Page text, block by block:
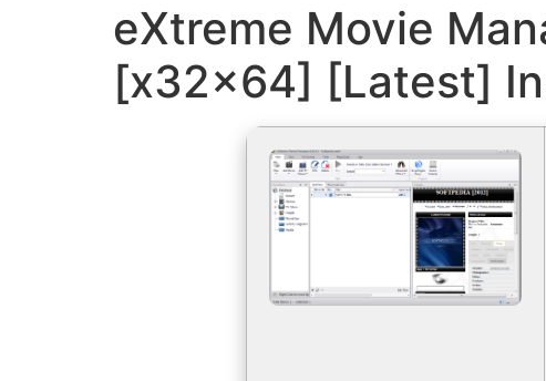
eXtreme Movie
[x32x64] [Latest]